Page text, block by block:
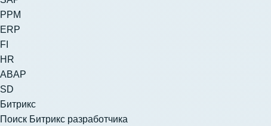
PPM
ERP
FI
HR
ABAP
SD
Битрикс
Поиск Битрикс разработчика